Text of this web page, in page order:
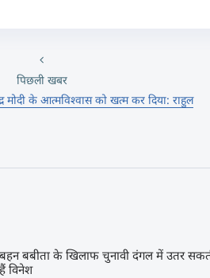
पिछली खबर
मोदी के आत्मविश्वास को खत्म कर दिया: राहुल
बहन बबीता के खिलाफ चुनावी दंगल में उतर
हैं विनेश